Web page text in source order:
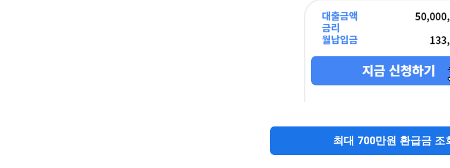
최대 700만원 환급금 조